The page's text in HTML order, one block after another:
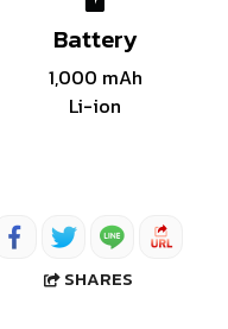
Battery
1,000 mAh
Li-ion
SHARES